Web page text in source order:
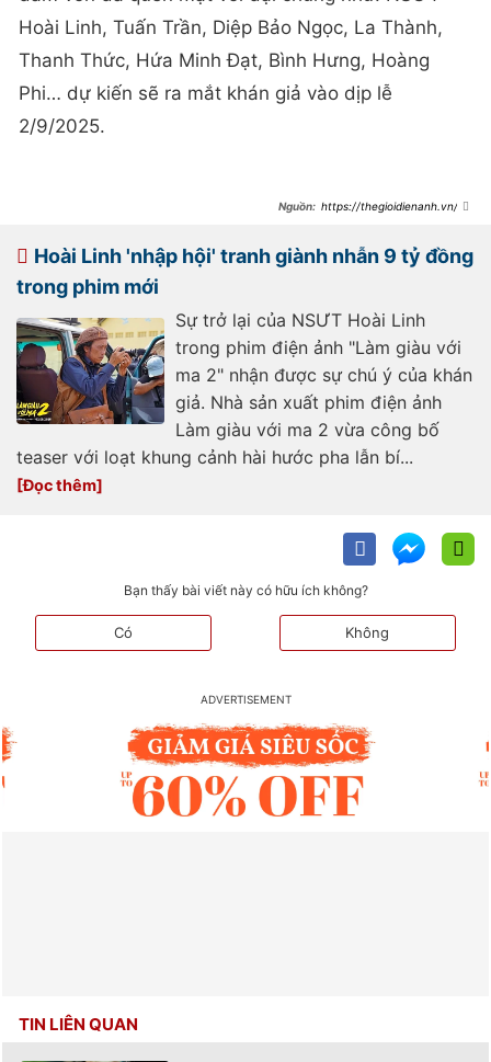
Hoài Linh, Tuấn Trần, Diệp Bảo Ngọc, La Thành,
Thanh Thức, Hứa Minh Đạt, Bình Hưng, Hoàng
Phi… dự kiến sẽ ra mắt khán giả vào dịp lễ
2/9/2025.
https://thegioidienanh.vn/da
83452.html
Hoài Linh 'nhập hội' tranh giành nhẫn 9 tỷ đồng
trong phim mới
Sự trở lại của NSƯT Hoài Linh
trong phim điện ảnh "Làm giàu với
ma 2" nhận được sự chú ý của khán
giả. Nhà sản xuất phim điện ảnh
Làm giàu với ma 2 vừa công bố
teaser với loạt khung cảnh hài hước pha lẫn bí...
Bạn thấy bài viết này có hữu ích không?
Có Không
TIN LIÊN QUAN